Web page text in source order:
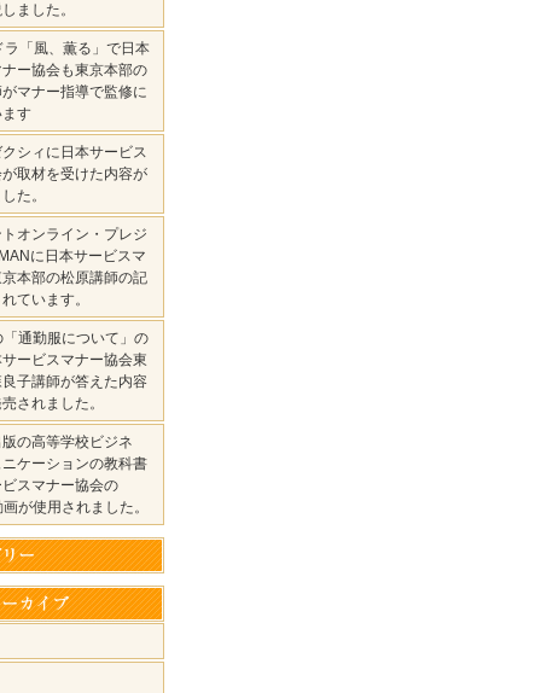
ました。
ラ「風、薫る」で日本
ー協会も東京本部の
マナー指導で監修に
す
シィに日本サービス
取材を受けた内容が
た。
オンライン・プレジ
に日本サービスマ
本部の松原講師の記
ています。
通勤服について」の
ービスマナー協会東
子講師が答えた内容
されました。
の高等学校ビジネ
ケーションの教科書
スマナー協会の
が使用されました。